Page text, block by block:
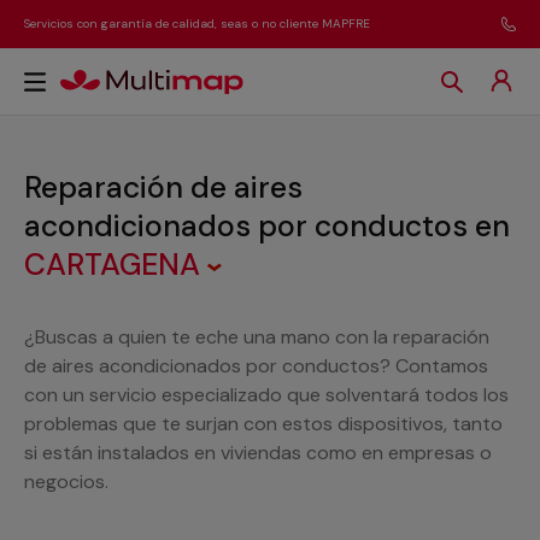
Servicios con garantía de calidad, seas o no cliente MAPFRE
Reparación de aires
acondicionados por conductos en
CARTAGENA
¿Buscas a quien te eche una mano con la reparación
de aires acondicionados por conductos? Contamos
con un servicio especializado que solventará todos los
problemas que te surjan con estos dispositivos, tanto
si están instalados en viviendas como en empresas o
negocios.